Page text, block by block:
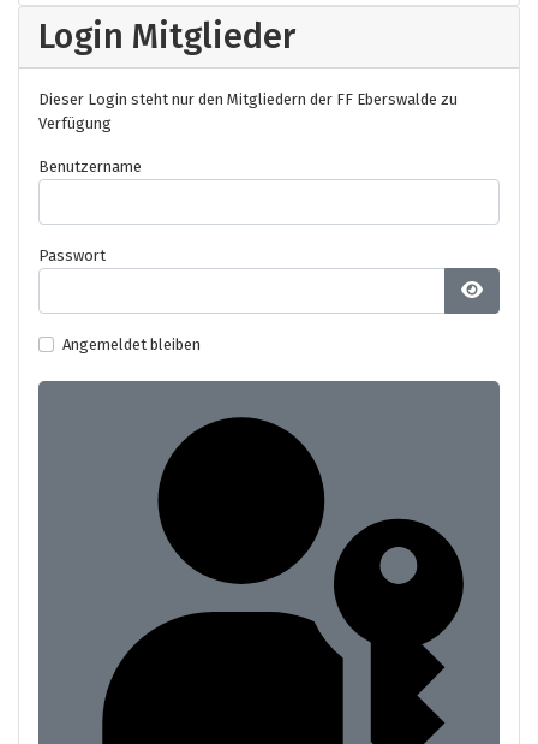
Login Mitglieder
Dieser Login steht nur den Mitgliedern der FF Eberswalde zu
Verfügung
Benutzername
Passwort
Angemeldet bleiben